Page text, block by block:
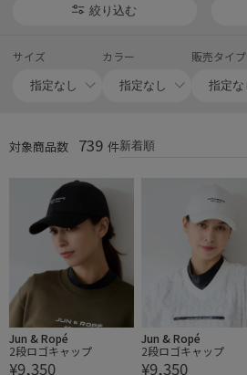
絞り込む
サイズ カラー 販売タイプ
対象商品数 739 件
Jun & Ropé
2段ロゴキャップ
¥9,350
Jun & Ropé
2段ロゴキャップ
¥9,350